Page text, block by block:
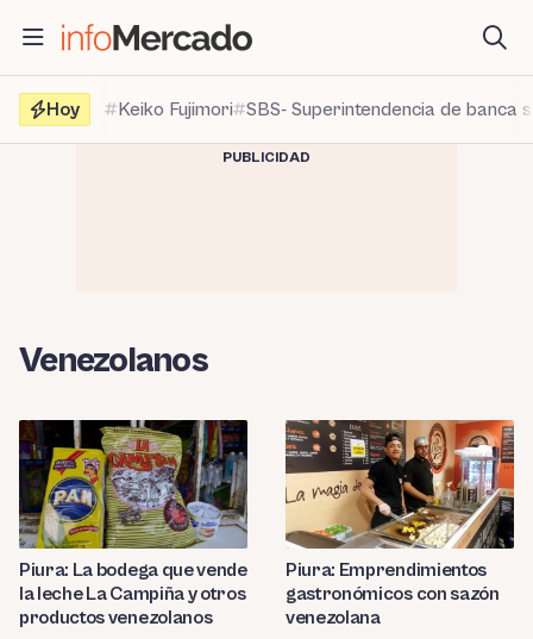
contenido
Hoy
Keiko Fujimori SBS- Superintendencia de banca
PUBLICIDAD
Venezolanos
Piura: La bodega que vende
la leche La Campiña y otros
productos venezolanos
Piura: Emprendimientos
gastronómicos con sazón
venezolana